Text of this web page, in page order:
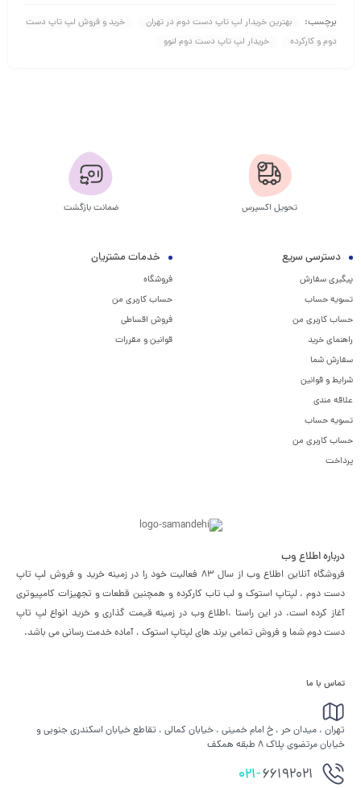
برچسب: بهترین خریدار لپ تاپ دست دوم در تهران
خرید و فروش لپ تاپ دست
دوم و کارکرده
خریدار لپ تاپ دست دوم لنوو
تحویل اکسپرس ضمانت بازگشت
دسترسی سریع
پیگیری سفارش
تسویه حساب
حساب کاربری من
راهنمای خرید
سفارش شما
شرایط و قوانین
علاقه مندی
تسویه حساب
حساب کاربری من
پرداخت
خدمات مشتریان
فروشگاه
حساب کاربری من
فروش اقساطی
قوانین و مقررات
درباره اطلاع وب
فروشگاه آنلاین اطلاع وب از سال 83 فعالیت خود را در زمینه خرید و فروش لپ تاپ
دست دوم ، لپتاپ استوک و لب تاب کارکرده و همچنین قطعات و تجهیزات کامپیوتری
آغاز کرده است. در این راستا ،‌اطلاع وب در زمینه قیمت گذاری و خرید انواع لپ تاپ
دست دوم شما و فروش تمامی برند های لپتاپ استوک ، آماده خدمت رسانی می باشد.
تماس با ما
تهران ، میدان حر ، خ امام خمینی ، خیابان کمالی ، تقاطع خیابان اسکندری جنوبی و
خیابان مرتضوی پلاک 8 طبقه همکف
021-66192021